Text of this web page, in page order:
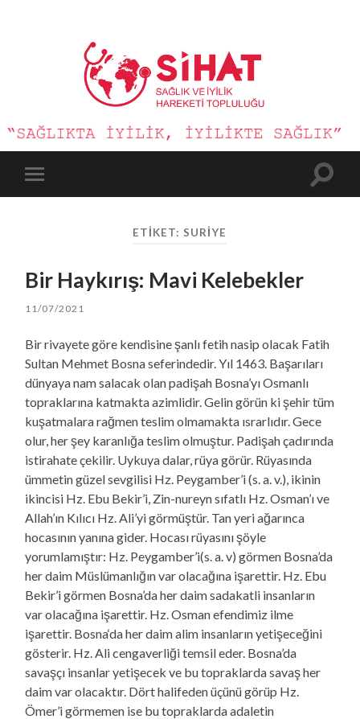
Sağlık
ve
İyilik
mobile
Toggle
ETIKET: SURIYE
Bir Haykırış: Mavi Kelebekler
11/07/2021
Bir rivayete göre kendisine şanlı fetih nasip olacak Fatih
Sultan Mehmet Bosna seferindedir. Yıl 1463. Başarıları
dünyaya nam salacak olan padişah Bosna’yı Osmanlı
topraklarına katmakta azimlidir. Gelin görün ki şehir tüm
kuşatmalara rağmen teslim olmamakta ısrarlıdır. Gece
olur, her şey karanlığa teslim olmuştur. Padişah çadırında
istirahate çekilir. Uykuya dalar, rüya görür. Rüyasında
ümmetin güzel sevgilisi Hz. Peygamber’i (s. a. v.), ikinin
ikincisi Hz. Ebu Bekir’i, Zin-nureyn sıfatlı Hz. Osman’ı ve
Allah’ın Kılıcı Hz. Ali’yi görmüştür. Tan yeri ağarınca
hocasının yanına gider. Hocası rüyasını şöyle
yorumlamıştır: Hz. Peygamber’i(s. a. v) görmen Bosna’da
her daim Müslümanlığın var olacağına işarettir. Hz. Ebu
Bekir’i görmen Bosna’da her daim sadakatli insanların
var olacağına işarettir. Hz. Osman efendimiz ilme
işarettir. Bosna‘da her daim alim insanların yetişeceğini
gösterir. Hz. Ali cengaverliği temsil eder. Bosna’da
savaşçı insanlar yetişecek ve bu topraklarda savaş her
daim var olacaktır. Dört halifeden üçünü görüp Hz.
Ömer’i görmemen ise bu topraklarda adaletin